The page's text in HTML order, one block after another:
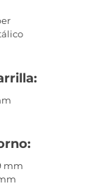
mm